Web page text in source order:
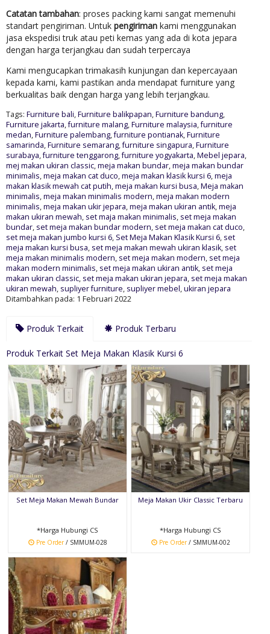
Catatan tambahan: proses packing kami sangat memenuhi
standart pengiriman. Untuk pengiriman kami menggunakan
jasa ekspedisi truk atau peti kemas yang ada di kota jepara
dengan harga terjangkau dan sudah terpercaya
Kami mengucapkan trimakasih kunjungan dan kepercayaan
kepada kami, kami pastikan anda mendapat furniture yang
berkualitas baik dengan harga yang lebih terjangkau.
Tags: Furniture bali,Furniture balikpapan,Furniture bandung,
Furniture jakarta,furniture malang,Furniture malaysia,furniture
medan,Furniture palembang,furniture pontianak,Furniture
samarinda,Furniture semarang,furniture singapura,Furniture
surabaya,furniture tenggarong,furniture yogyakarta,Mebel jepara,
mej makan ukiran classic,meja makan bundar,meja makan bundar
minimalis,meja makan cat duco,meja makan klasik kursi 6,meja
makan klasik mewah cat putih,meja makan kursi busa,Meja makan
minimalis,meja makan minimalis modern,meja makan modern
minimalis,meja makan ukir jepara,meja makan ukiran antik,meja
makan ukiran mewah, set maja makan minimalis, set meja makan
bundar, set meja makan bundar modern, set meja makan cat duco,
set meja makan jumbo kursi 6, Set Meja Makan Klasik Kursi 6, set
meja makan kursi busa, set meja makan mewah ukiran klasik, set
meja makan minimalis modern, set meja makan modern, set meja
makan modern minimalis, set meja makan ukiran antik, set meja
makan ukiran classic, set meja makan ukiran jepara, set meja makan
ukiran mewah, supliyer furniture, supliyer mebel,ukiran jepara
Ditambahkan pada: 1 Februari 2022
Produk Terkait Produk Terbaru
Produk Terkait Set Meja Makan Klasik Kursi 6
Set Meja Makan Mewah Bundar
*Harga Hubungi CS
Pre Order/ SMMUM-028
Meja Makan Ukir Classic Terbaru
*Harga Hubungi CS
Pre Order/ SMMUM-002